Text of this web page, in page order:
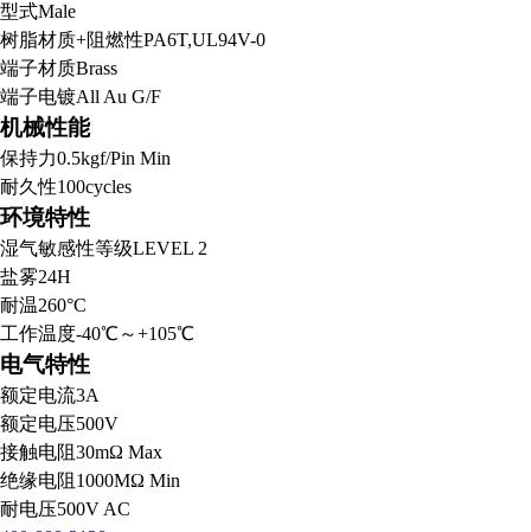
型式Male
树脂材质+阻燃性PA6T,UL94V-0
端子材质Brass
端子电镀All Au G/F
机械性能
保持力0.5kgf/Pin Min
耐久性100cycles
环境特性
湿气敏感性等级LEVEL 2
盐雾24H
耐温260°C
工作温度-40℃～+105℃
电气特性
额定电流3A
额定电压500V
接触电阻30mΩ Max
绝缘电阻 1000MΩ Min
耐电压500V AC